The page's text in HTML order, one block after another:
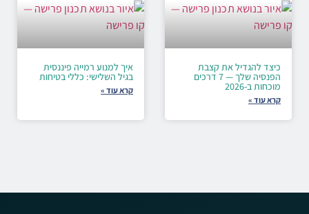
כיצד להגדיל את קצבת
הפנסיה שלך — 7 דרכים
מוכחות ב-2026
קרא עוד »
איך למנוע רמייה פיננסית
בגיל השלישי: כללי בטיחות
קרא עוד »